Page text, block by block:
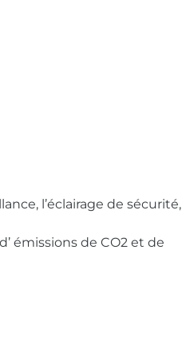
l’éclairage de sécurité,
d’ émissions de CO2 et de